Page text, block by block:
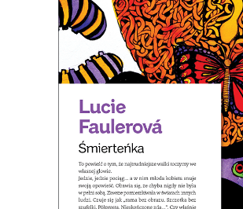
ŚMIERTEŃKA
To powieść o tym, że
walki toczymy we własnej
43.00zł 27.95zł
KSIĄŻKA DO KOSZYKA